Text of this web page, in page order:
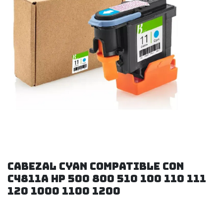
Cabezal Cyan compatible con
C4811A HP 500 800 510 100 110 111
120 1000 1100 1200